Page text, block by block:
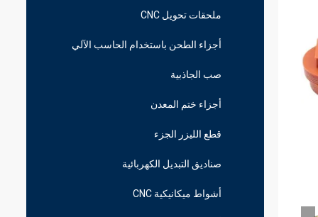
ملحقات تحويل CNC
أجزاء الطحن باستخدام الحاسب الآلي
صب الجاذبية
أجزاء ختم المعدن
قطع الليزر الجزء
صناديق التبديل الكهربائية
أشواط ميكانيكية CNC